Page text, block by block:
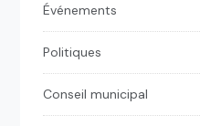
Événements
Politiques
Conseil municipal